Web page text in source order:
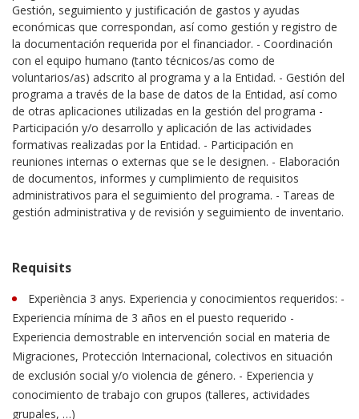
Gestión, seguimiento y justificación de gastos y ayudas
económicas que correspondan, así como gestión y registro de
la documentación requerida por el financiador. - Coordinación
con el equipo humano (tanto técnicos/as como de
voluntarios/as) adscrito al programa y a la Entidad. - Gestión del
programa a través de la base de datos de la Entidad, así como
de otras aplicaciones utilizadas en la gestión del programa -
Participación y/o desarrollo y aplicación de las actividades
formativas realizadas por la Entidad. - Participación en
reuniones internas o externas que se le designen. - Elaboración
de documentos, informes y cumplimiento de requisitos
administrativos para el seguimiento del programa. - Tareas de
gestión administrativa y de revisión y seguimiento de inventario.
Requisits
Experiència 3 anys. Experiencia y conocimientos requeridos: -
Experiencia mínima de 3 años en el puesto requerido -
Experiencia demostrable en intervención social en materia de
Migraciones, Protección Internacional, colectivos en situación
de exclusión social y/o violencia de género. - Experiencia y
conocimiento de trabajo con grupos (talleres, actividades
grupales, …)